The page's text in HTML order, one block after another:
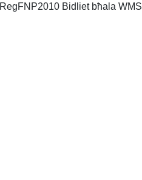
RegFNP2010 Bidliet bħala